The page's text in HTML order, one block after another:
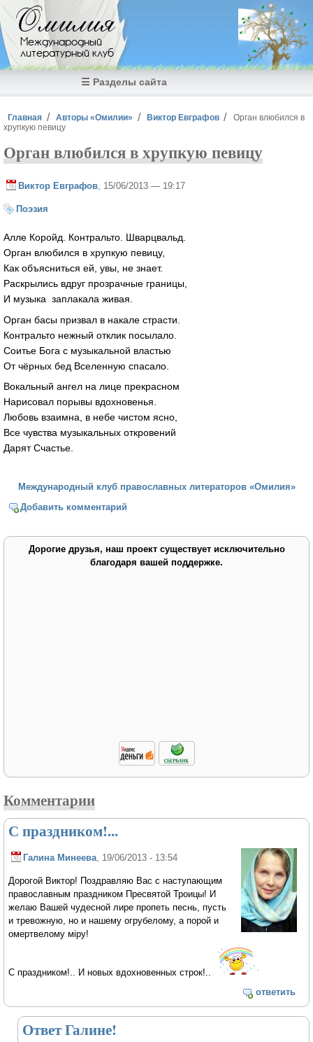
Перейти к основному содержанию
Омилия
Международный
литературный клуб
☰ Разделы сайта
Вы здесь
Главная Авторы «Омилии» Виктор Евграфов
Орган влюбился в
хрупкую певицу
Орган влюбился в хрупкую певицу
Виктор Евграфов , 15/06/2013 — 19:17
Поэзия
Алле Коройд. Контральто. Шварцвальд.
Орган влюбился в хрупкую певицу,
Как объясниться ей, увы, не знает.
Раскрылись вдруг прозрачные границы,
И музыка заплакала живая.
Орган басы призвал в накале страсти.
Контральто нежный отклик посылало.
Соитье Бога с музыкальной властью
От чёрных бед Вселенную спасало.
Вокальный ангел на лице прекрасном
Нарисовал порывы вдохновенья.
Любовь взаимна, в небе чистом ясно,
Все чувства музыкальных откровений
Дарят Счастье.
Международный клуб православных литераторов «Омилия»
Добавить комментарий
Дорогие друзья, наш проект существует исключительно
благодаря вашей поддержке.
Комментарии
С праздником!...
Галина Минеева, 19/06/2013 - 13:54
Дорогой Виктор! Поздравляю Вас с наступающим
православным праздником Пресвятой Троицы! И
желаю Вашей чудесной лире пропеть песнь, пусть
и тревожную, но и нашему огрубелому, а порой и
омертвелому мiру!
С праздником!.. И новых вдохновенных строк!..
ответить
Ответ Галине!